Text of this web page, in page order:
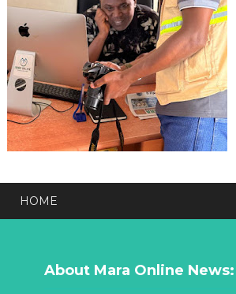
HOME
About Mara Online News: